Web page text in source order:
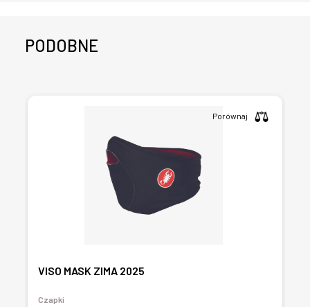
PODOBNE
VISO MASK ZIMA 2025
Czapki
Porównaj